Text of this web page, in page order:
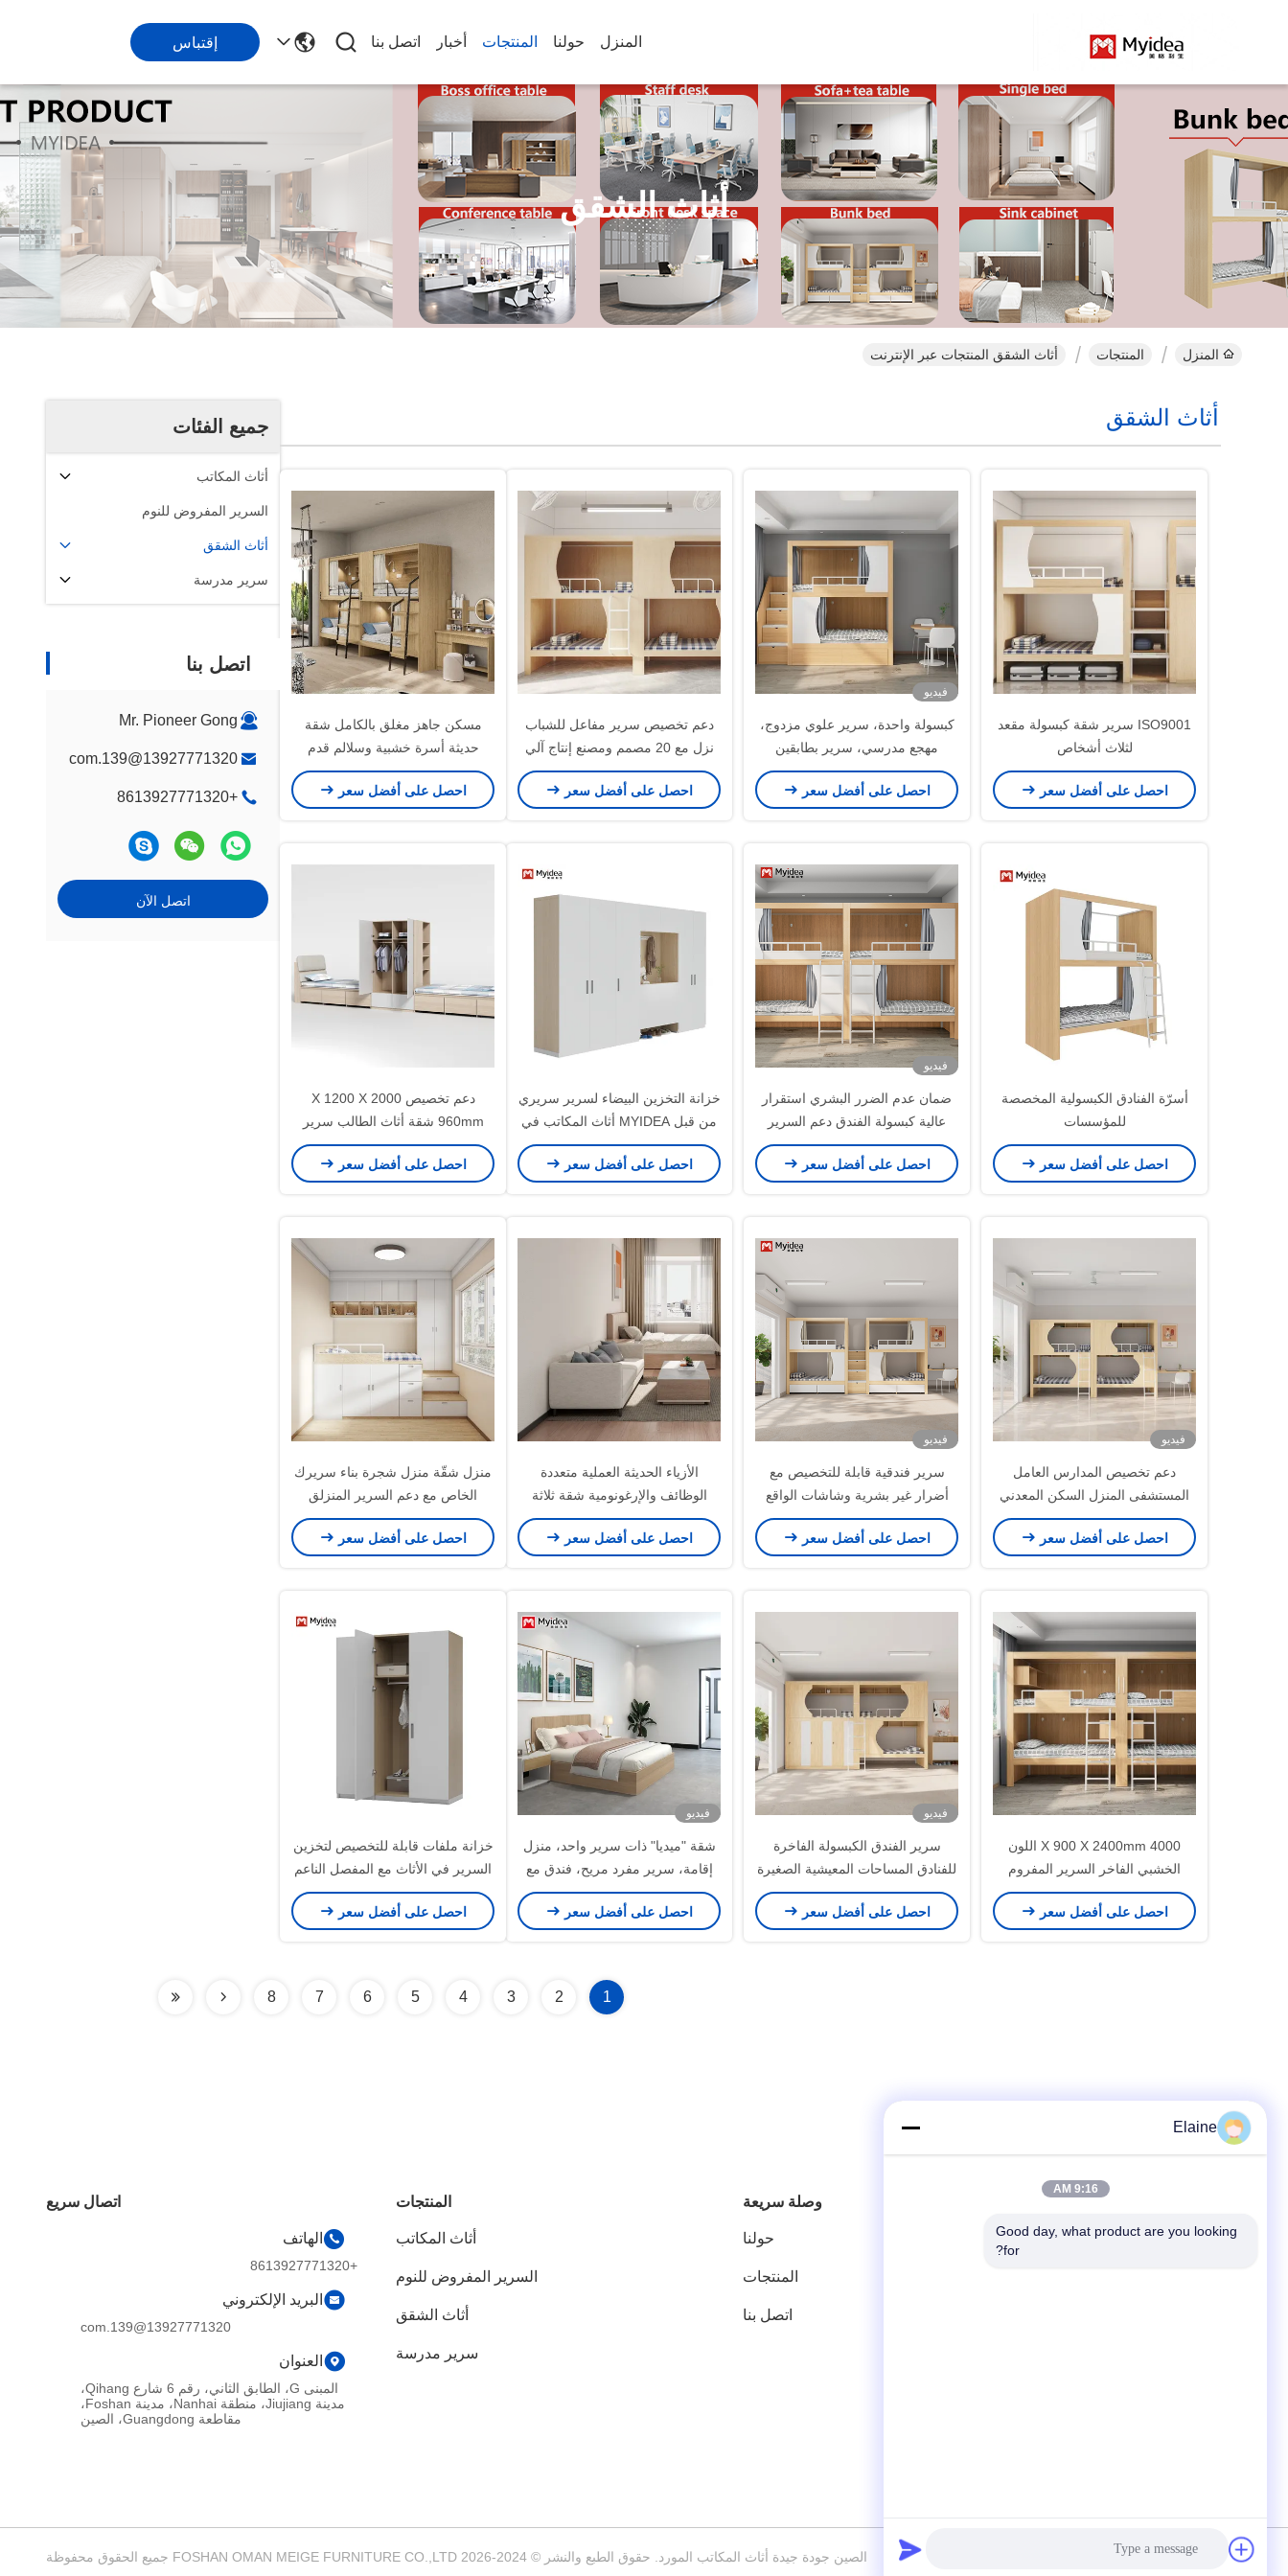
المنزل حولنا المنتجات أخبار اتصل بنا إقتباس
أثاث الشقق
المنزل المنتجات أثاث الشقق المنتجات عبر الإنترنت
جميع الفئات
أثاث المكاتب
السرير المفروض للنوم
أثاث الشقق
سرير مدرسة
اتصل بنا
Mr. Pioneer Gong
13927771320@139.com
+8613927771320
اتصل الآن
أثاث الشقق
ISO9001 سرير شقة كبسولة مقعد
لثلاث أشخاص
احصل على أفضل سعر
فيديو
كبسولة واحدة، سرير علوي مزدوج،
مهجع مدرسي، سرير بطابقين
احصل على أفضل سعر
دعم تخصيص سرير مفاعل للشباب
نزل مع 20 مصمم ومصنع إنتاج آلي
احصل على أفضل سعر
مسكن جاهز مغلق بالكامل شقة
حديثة أسرة خشبية وسلالم قدم
فولاذية دعم تخصيص
احصل على أفضل سعر
أسرّة الفنادق الكبسولية المخصصة
للمؤسسات
احصل على أفضل سعر
فيديو
ضمان عدم الضرر البشري استقرار
عالية كبسولة الفندق دعم السرير
تخصيص
احصل على أفضل سعر
خزانة التخزين البيضاء لسرير سريري
من قبل MYIDEA أثاث المكاتب في
فوشان
احصل على أفضل سعر
دعم تخصيص 2000 X 1200 X
960mm شقة أثاث الطالب سرير
مستودع المدرسة مع سرير مكتب
احصل على أفضل سعر
فيديو
دعم تخصيص المدارس العامل
المستشفى المنزل السكن المعدني
مستقر الطالب الخشبية التخزين
العلوي سرير سرير
احصل على أفضل سعر
فيديو
سرير فندقية قابلة للتخصيص مع
أضرار غير بشرية وشاشات الواقع
الافتراضي
احصل على أفضل سعر
الأزياء الحديثة العملية متعددة
الوظائف والإرغونومية شقة ثلاثة
أشخاص دعم الأريكة تخصيص
احصل على أفضل سعر
منزل شقّة منزل شجرة بناء سريرك
الخاص مع دعم السرير المنزلق
تخصيص
احصل على أفضل سعر
4000 X 900 X 2400mm اللون
الخشبي الفاخر السرير المفروم
للاستضافة للشباب دعم تخصيص
احصل على أفضل سعر
فيديو
سرير الفندق الكبسولة الفاخرة
للفنادق المساحات المعيشية الصغيرة
دعم التخصيص
احصل على أفضل سعر
فيديو
شقة "ميديا" ذات سرير واحد، منزل
إقامة، سرير مفرد مريح، فندق مع
رأس منزل سميك
احصل على أفضل سعر
خزانة ملفات قابلة للتخصيص لتخزين
السرير في الأثاث مع المفصل الناعم
احصل على أفضل سعر
1
2
3
4
5
6
7
8
وصلة سريعة
حولنا
المنتجات
اتصل بنا
المنتجات
أثاث المكاتب
السرير المفروض للنوم
أثاث الشقق
سرير مدرسة
اتصال سريع
الهاتف
+8613927771320
البريد الإلكتروني
13927771320@139.com
العنوان
المبنى G، الطابق الثاني، رقم 6 شارع Qihang،
مدينة Jiujiang، منطقة Nanhai، مدينة Foshan،
مقاطعة Guangdong، الصين
سياسة الخصوصية |خريطة الموقع الصين جودة جيدة أثاث المكاتب المورد. حقوق الطبع والنشر © 2024-2026 FOSHAN OMAN MEIGE FURNITURE CO.,LTD جميع الحقوق محفوظة
Elaine
9:16 AM
Good day, what product are you looking
for?